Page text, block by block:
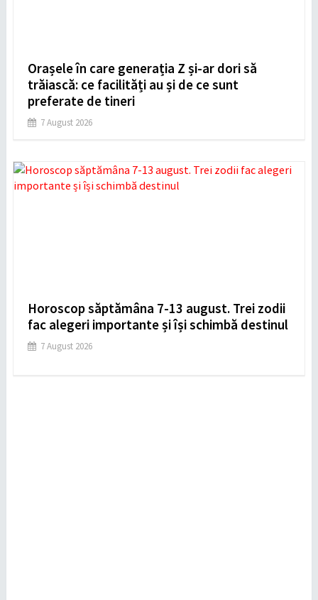
Orașele în care generația Z și-ar dori să
trăiască: ce facilități au și de ce sunt
preferate de tineri
7 August 2026
Horoscop săptămâna 7-13 august. Trei zodii
fac alegeri importante și își schimbă destinul
7 August 2026